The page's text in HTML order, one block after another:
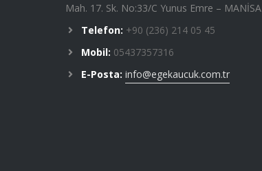
Mah. 17. Sk. No:33/C Yunus Emre – MANİSA
Telefon: +90 (236) 214 05 45
Mobil: 05437357316
E-Posta: info@egekaucuk.com.tr